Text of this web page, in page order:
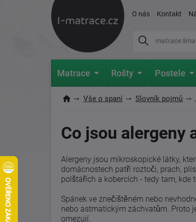
O nás Kontakt
Matrace Rošty Postele
Vše o spaní Slovník pojmů
Co jsou alergeny
Alergeny jsou mikroskopické látky,
domácnostech patří roztoči, prach,
polštářích a kobercích - tedy tam, kde
Spánek ve znečištěném nebo
nebo astmatickým záchvatům. Proto
omezují.